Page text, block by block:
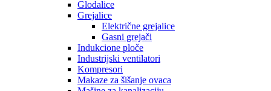
Glodalice
Grejalice
Električne grejalice
Gasni grejači
Indukcione ploče
Industrijski ventilatori
Kompresori
Makaze za šišanje ovaca